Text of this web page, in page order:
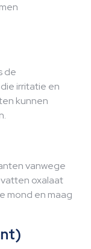
de
irritatie en
kunnen
vanwege
oxalaat
mond en maag